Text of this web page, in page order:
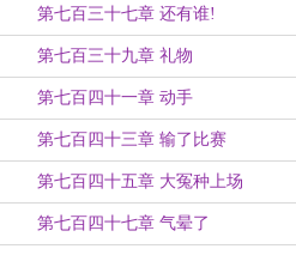
第七百三十七章 还有谁!
第七百三十九章 礼物
第七百四十一章 动手
第七百四十三章 输了比赛
第七百四十五章 大冤种上场
第七百四十七章 气晕了